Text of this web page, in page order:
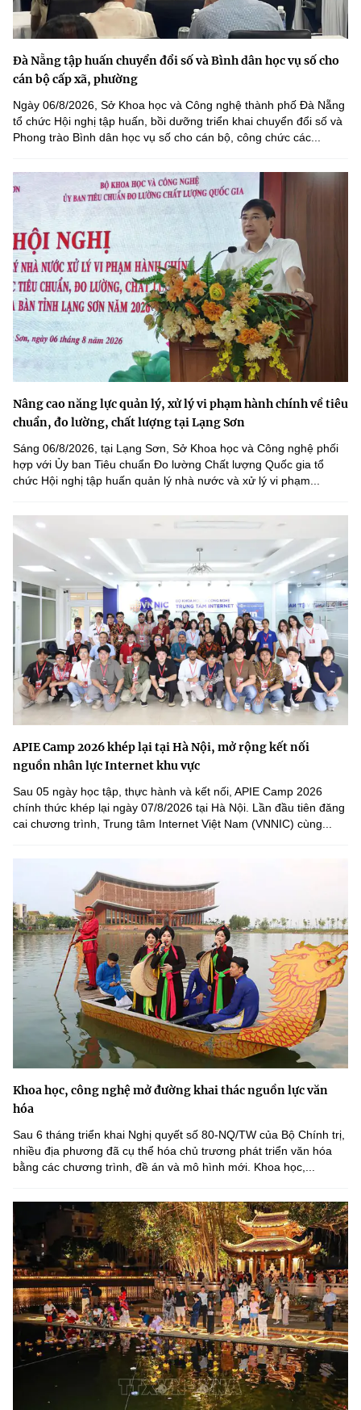
Đà Nẵng tập huấn chuyển đổi số và Bình dân học vụ số cho
cán bộ cấp xã, phường
Ngày 06/8/2026, Sở Khoa học và Công nghệ thành phố Đà Nẵng
tổ chức Hội nghị tập huấn, bồi dưỡng triển khai chuyển đổi số và
Phong trào Bình dân học vụ số cho cán bộ, công chức các...
Nâng cao năng lực quản lý, xử lý vi phạm hành chính về tiêu
chuẩn, đo lường, chất lượng tại Lạng Sơn
Sáng 06/8/2026, tại Lạng Sơn, Sở Khoa học và Công nghệ phối
hợp với Ủy ban Tiêu chuẩn Đo lường Chất lượng Quốc gia tổ
chức Hội nghị tập huấn quản lý nhà nước và xử lý vi phạm...
APIE Camp 2026 khép lại tại Hà Nội, mở rộng kết nối
nguồn nhân lực Internet khu vực
Sau 05 ngày học tập, thực hành và kết nối, APIE Camp 2026
chính thức khép lại ngày 07/8/2026 tại Hà Nội. Lần đầu tiên đăng
cai chương trình, Trung tâm Internet Việt Nam (VNNIC) cùng...
Khoa học, công nghệ mở đường khai thác nguồn lực văn
hóa
Sau 6 tháng triển khai Nghị quyết số 80-NQ/TW của Bộ Chính trị,
nhiều địa phương đã cụ thể hóa chủ trương phát triển văn hóa
bằng các chương trình, đề án và mô hình mới. Khoa học,...